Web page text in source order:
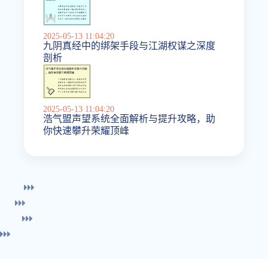
2025-05-13 11:04:20
九阴真经中的绑架手段与江湖权谋之深度
剖析
2025-05-13 11:04:20
浩气盟声望系统全面解析与提升攻略，助
你快速攀升荣耀顶峰